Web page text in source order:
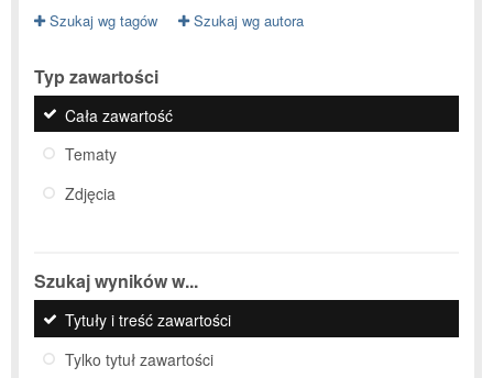
Szukaj wg tagów Szukaj wg autora
Typ zawartości
Cała zawartość
Tematy
Zdjęcia
Szukaj wyników w...
Tytuły i treść zawartości
Tylko tytuł zawartości